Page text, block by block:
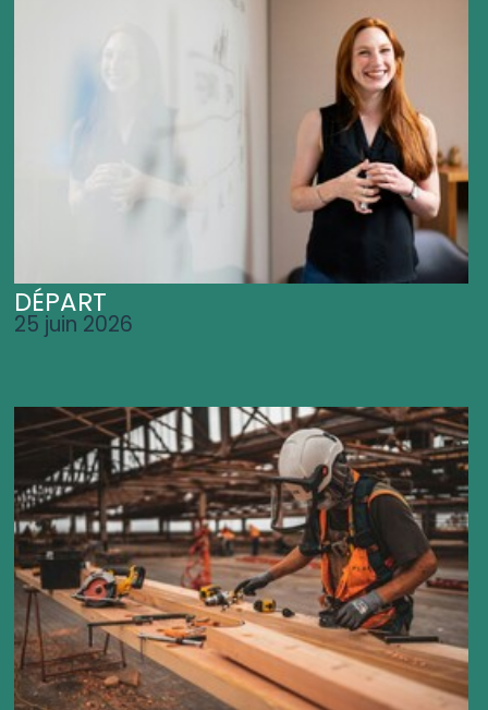
DÉPART
25 juin 2026